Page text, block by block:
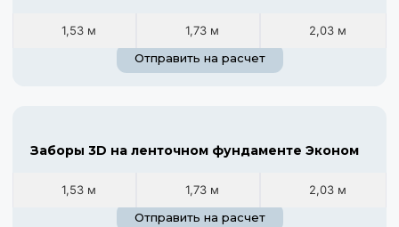
1,53 м 1,73 м
2,03 м
Отправить на расчет
Заборы 3D на ленточном фундаменте Эконом
1,53 м 1,73 м
2,03 м
Отправить на расчет